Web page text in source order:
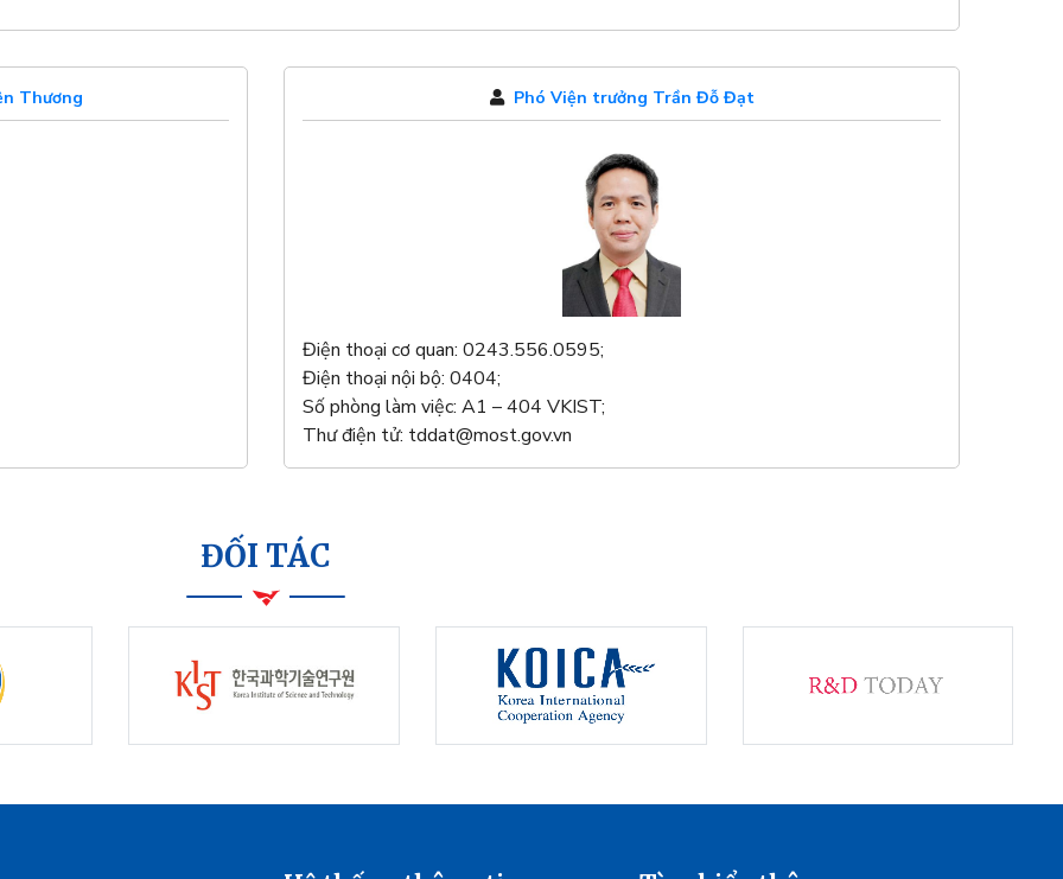
Thương Phó Viện trưởng Trần Đỗ Đạt
Điện thoại cơ quan: 0243.556.0595;
Điện thoại nội bộ: 0404;
Số phòng làm việc: A1 – 404 VKIST;
Thư điện tử: tddat@most.gov.vn
ĐỐI TÁC